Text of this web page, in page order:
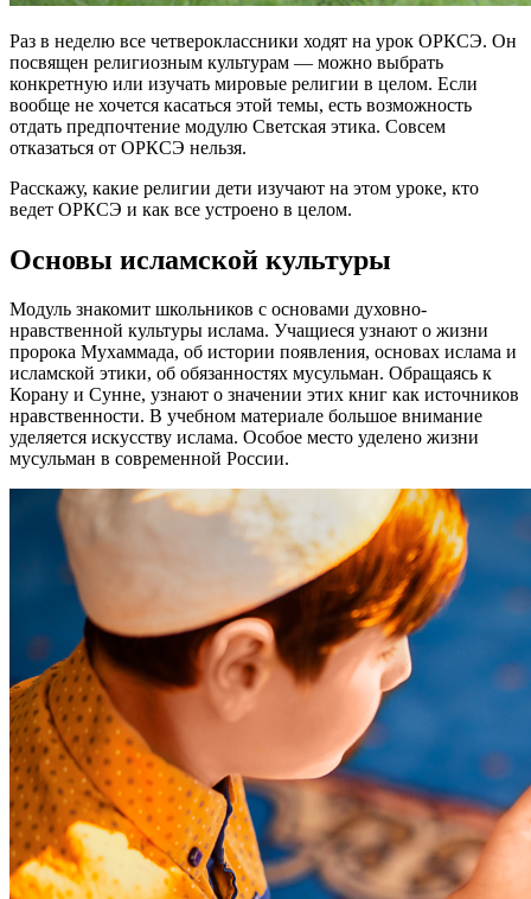
Раз в неделю все четвероклассники ходят на урок ОРКСЭ. Он
посвящен религиозным культурам — можно выбрать
конкретную или изучать мировые религии в целом. Если
вообще не хочется касаться этой темы, есть возможность
отдать предпочтение модулю Светская этика. Совсем
отказаться от ОРКСЭ нельзя.
Расскажу, какие религии дети изучают на этом уроке, кто
ведет ОРКСЭ и как все устроено в целом.
Основы исламской культуры
Модуль знакомит школьников с основами духовно-
нравственной культуры ислама. Учащиеся узнают о жизни
пророка Мухаммада, об истории появления, основах ислама и
исламской этики, об обязанностях мусульман. Обращаясь к
Корану и Сунне, узнают о значении этих книг как источников
нравственности. В учебном материале большое внимание
уделяется искусству ислама. Особое место уделено жизни
мусульман в современной России.